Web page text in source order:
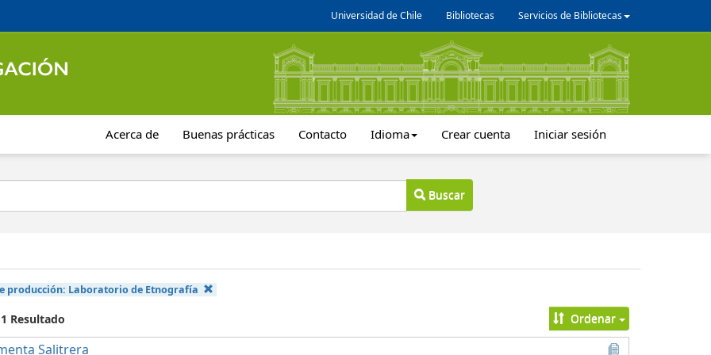
Universidad de Chile Bibliotecas Servicios de Bibliotecas
Acerca de Buenas prácticas Contacto Idioma Crear cuenta Iniciar sesión
Buscar
producción: Laboratorio de Etnografía
Resultado Ordenar
Salitrera